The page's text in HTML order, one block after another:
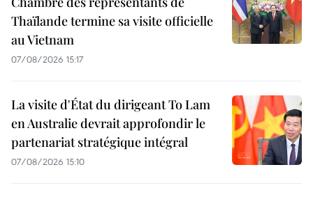
Thaïlande termine sa visite officielle
au Vietnam
07/08/2026 15:17
La visite d'État du dirigeant To Lam
en Australie devrait approfondir le
partenariat stratégique intégral
07/08/2026 15:10